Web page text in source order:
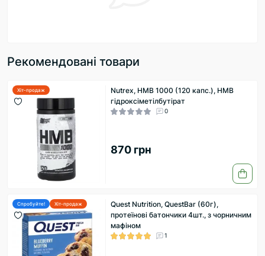
Рекомендовані товари
Хіт-продаж
Nutrex, HMB 1000 (120 капс.), НМВ
гідроксіметілбутірат
0
870 грн
Спробуйте! Хіт-продаж
Quest Nutrition, QuestBar (60г),
протеїнові батончики 4шт., з чорничним
мафіном
1